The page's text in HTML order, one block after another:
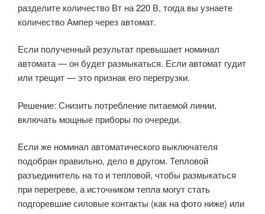
разделите количество Вт на 220 В, тогда вы узнаете
количество Ампер через автомат.
Если полученный результат превышает номинал
автомата — он будет размыкаться. Если автомат гудит
или трещит — это признак его перегрузки.
Решение: Снизить потребление питаемой линии,
включать мощные приборы по очереди.
Если же номинал автоматического выключателя
подобран правильно, дело в другом. Тепловой
разъединитель на то и тепловой, чтобы размыкаться
при перегреве, а источником тепла могут стать
подгоревшие силовые контакты (как на фото ниже) или